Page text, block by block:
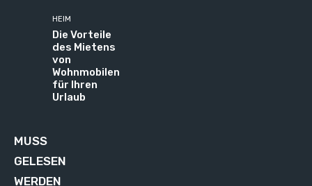
HEIM
Die Vorteile
des Mietens
von
Wohnmobilen
für Ihren
Urlaub
MUSS
GELESEN
WERDEN